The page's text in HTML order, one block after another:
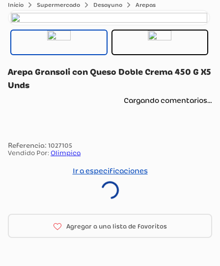
Supermercado Desayuno Arepas
Arepa Gransoli con Queso Doble Crema 450 G X5
Unds
Cargando comentarios…
: 1027105
Vendido Por: Olimpica
Ir a especificaciones